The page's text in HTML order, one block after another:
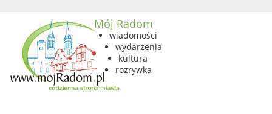
Mój Radom
wiadomości
wydarzenia
kultura
rozrywka